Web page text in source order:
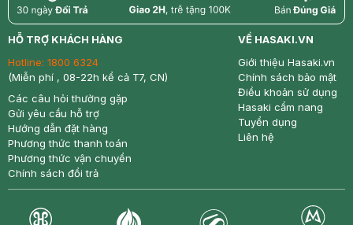
return nowfree price
HỖ TRỢ KHÁCH HÀNG
Hotline: 1800 6324
(Miễn phí , 08-22h kể cả T7, CN)
Các câu hỏi thường gặp
Gửi yêu cầu hỗ trợ
Hướng dẫn đặt hàng
Phương thức thanh toán
Phương thức vận chuyển
Chính sách đổi trả
VỀ HASAKI.VN
Giới thiệu Hasaki.vn
Chính sách bảo mật
Điều khoản sử dụng
Hasaki cẩm nang
Tuyển dụng
Liên hệ